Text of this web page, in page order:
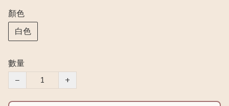
顏色
白色
數量
−
+